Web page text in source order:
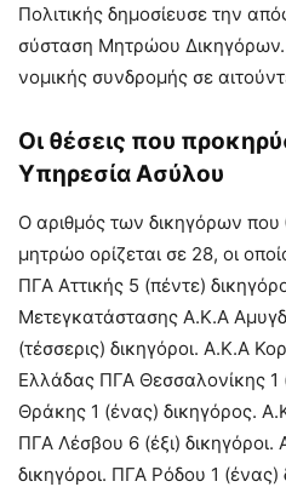
Πολιτικής δημοσίευσε την
σύσταση Μητρώου
νομικής συνδρομής σε
Οι θέσεις που
Υπηρεσία Ασύλου
Ο αριθμός των δικηγόρων
μητρώο ορίζεται σε 28, οι
ΠΓΑ Αττικής 5 (πέντε)
Μετεγκατάστασης Α.Κ.Α
(τέσσερις) δικηγόροι. Α.Κ.Α
Ελλάδας ΠΓΑ Θεσσαλονίκης 1
Θράκης 1 (ένας) δικηγόρος.
ΠΓΑ Λέσβου 6 (έξι) δικηγόροι.
δικηγόροι. ΠΓΑ Ρόδου 1